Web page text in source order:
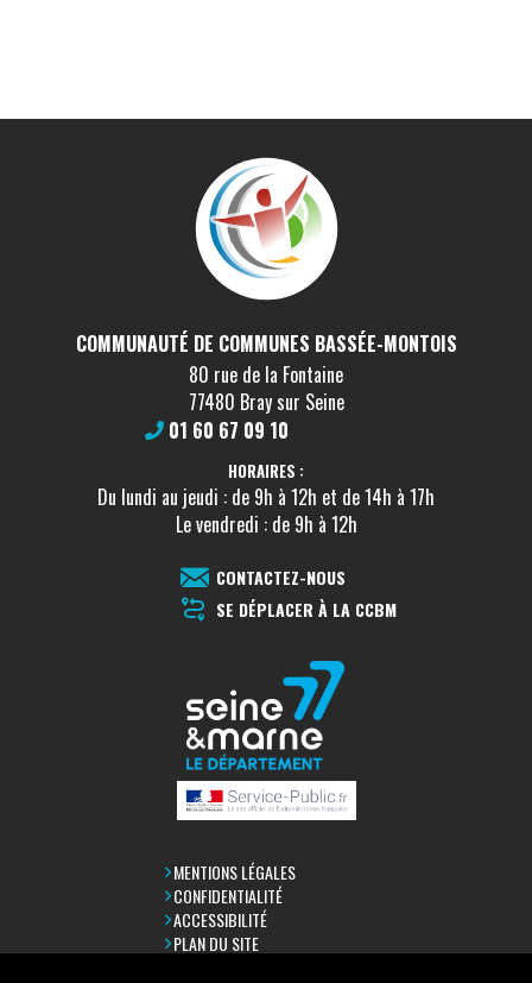
COMMUNAUTÉ DE COMMUNES BASSÉE-MONTOIS
80 rue de la Fontaine
77480 Bray sur Seine
01 60 67 09 10
HORAIRES :
Du lundi au jeudi : de 9h à 12h et de 14h à 17h
Le vendredi : de 9h à 12h
CONTACTEZ-NOUS
SE DÉPLACER À LA CCBM
MENTIONS LÉGALES
CONFIDENTIALITÉ
ACCESSIBILITÉ
PLAN DU SITE